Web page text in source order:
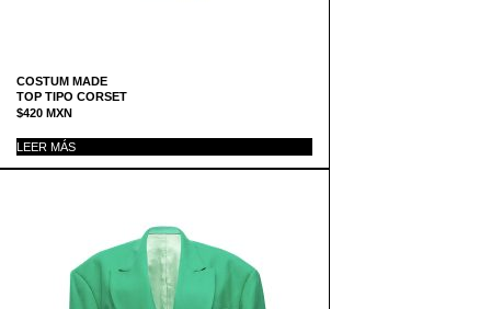
COSTUM MADE
TOP TIPO CORSET
$420 MXN
LEER MÁS